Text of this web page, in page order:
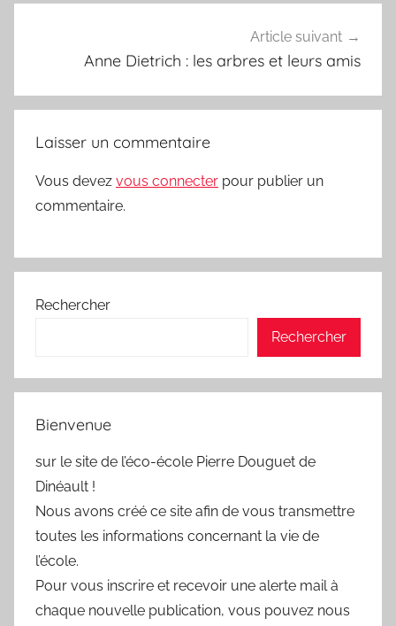
Article suivant
Anne Dietrich : les arbres et leurs amis
Laisser un commentaire
Vous devez vous connecter pour publier un
commentaire.
Rechercher
Rechercher
Bienvenue
sur le site de l’éco-école Pierre Douguet de
Dinéault !
Nous avons créé ce site afin de vous transmettre
toutes les informations concernant la vie de
l’école.
Pour vous inscrire et recevoir une alerte mail à
chaque nouvelle publication, vous pouvez nous